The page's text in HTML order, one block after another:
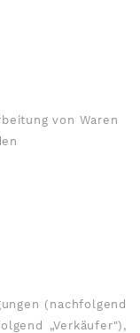
von Waren
(nachfolgend
„Verkäufer"),